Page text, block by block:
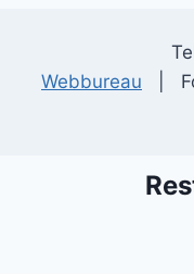
Webbureau |